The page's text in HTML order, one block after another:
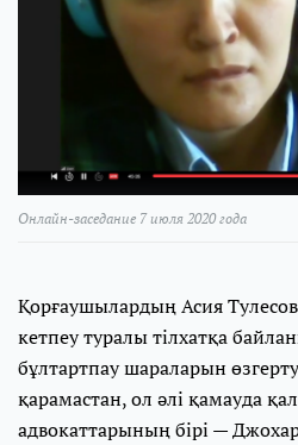
Онлайн-заседание 7 июля 2020 года
Қорғаушылардың Асия
кетпеу туралы тілхатқа
бұлтартпау шараларын
қарамастан, ол әлі қамауда
адвокаттарының бірі —